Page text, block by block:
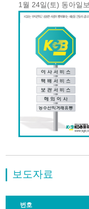
1월 24일(토) 동아일
보도자료
번호